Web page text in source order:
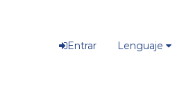
Entrar Lenguaje